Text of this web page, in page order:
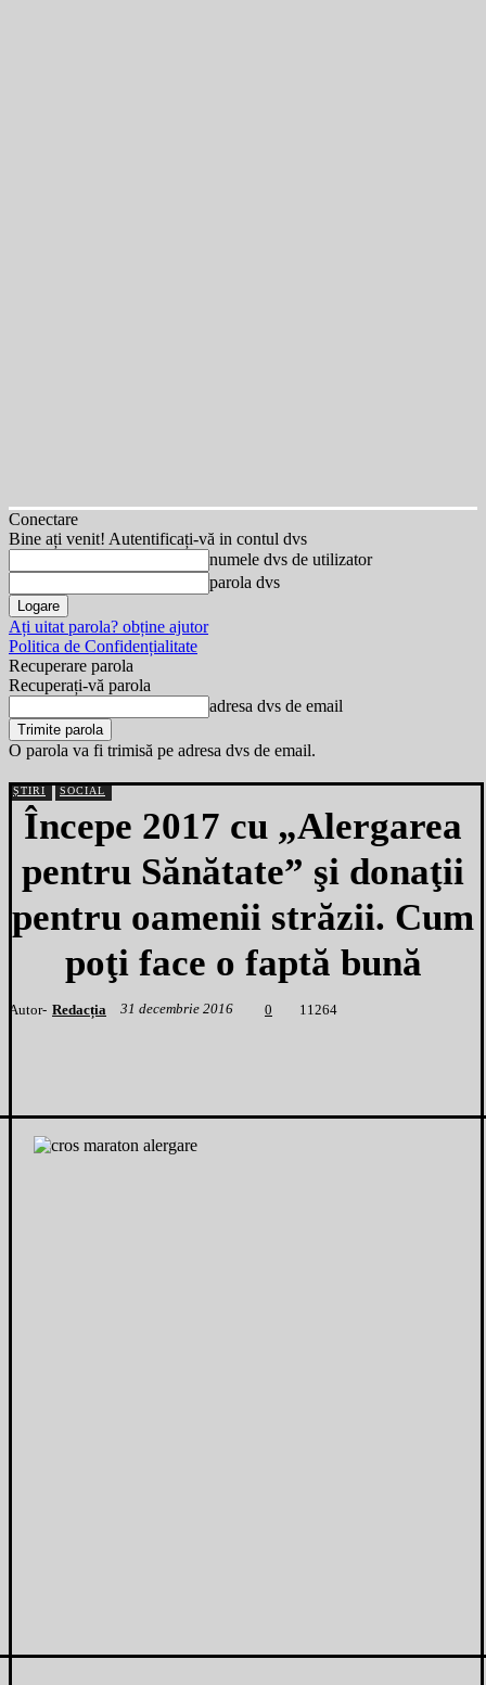
Conectare
Bine ați venit! Autentificați-vă in contul dvs
numele dvs de utilizator
parola dvs
Ați uitat parola? obține ajutor
Politica de Confidențialitate
Recuperare parola
Recuperați-vă parola
adresa dvs de email
O parola va fi trimisă pe adresa dvs de email.
ȘTIRI SOCIAL
Începe 2017 cu „Alergarea
pentru Sănătate” şi donaţii
pentru oamenii străzii. Cum
poţi face o faptă bună
Autor- Redacția 31 decembrie 2016 0 1 1264